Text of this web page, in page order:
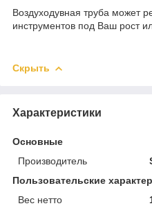
Воздуходувная труба может
инструментов под Ваш рост
Скрыть
Характеристики
Основные
Производитель
Пользовательские
Вес нетто